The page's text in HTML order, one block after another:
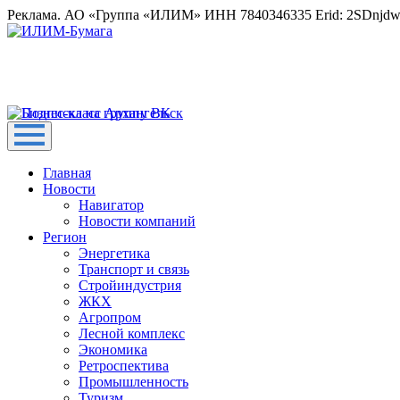
Реклама. АО «Группа «ИЛИМ» ИНН 7840346335 Erid:
Главная
Новости
Навигатор
Новости компаний
Регион
Энергетика
Транспорт и связь
Стройиндустрия
ЖКХ
Агропром
Лесной комплекс
Экономика
Ретроспектива
Промышленность